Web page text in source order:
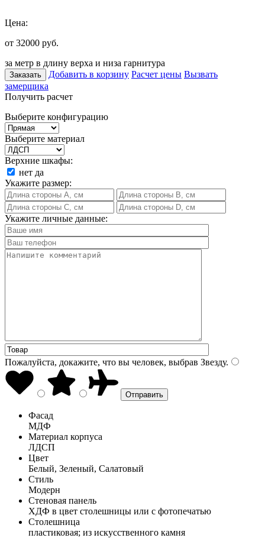
Цена:
от 32000 руб.
за метр в длину верха и низа гарнитура
Заказать Добавить в корзину Расчет цены Вызвать
замерщика
Получить расчет
Выберите конфигурацию
Выберите материал
Верхние шкафы:
нет да
Укажите размер:
Укажите личные данные:
Пожалуйста, докажите, что вы человек, выбрав Звезду.
Фасад
МДФ
Материал корпуса
ЛДСП
Цвет
Белый, Зеленый, Салатовый
Стиль
Модерн
Стеновая панель
ХДФ в цвет столешницы или с фотопечатью
Столешница
пластиковая; из искусственного камня